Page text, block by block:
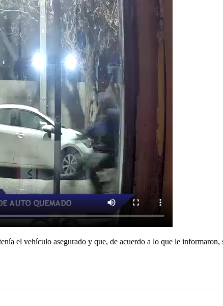
el vehículo asegurado y que, de acuerdo a lo que le informaron,